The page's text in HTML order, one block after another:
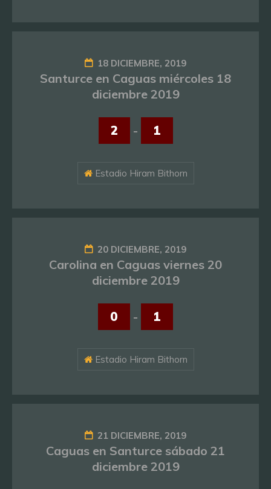
18 DICIEMBRE, 2019
Santurce en Caguas miércoles 18
diciembre 2019
2 - 1
Estadio Hiram Bithorn
20 DICIEMBRE, 2019
Carolina en Caguas viernes 20
diciembre 2019
0 - 1
Estadio Hiram Bithorn
21 DICIEMBRE, 2019
Caguas en Santurce sábado 21
diciembre 2019